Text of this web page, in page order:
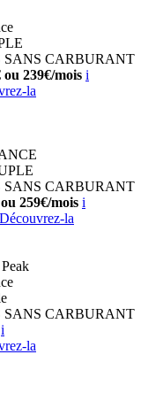
SANS CARBURANT
239€/mois i
la
SANS CARBURANT
259€/mois i
Découvrez-la
SANS CARBURANT
i
la